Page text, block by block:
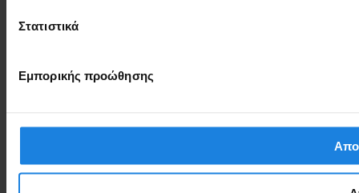
Στατιστικά
Εμπορικής προώθησης